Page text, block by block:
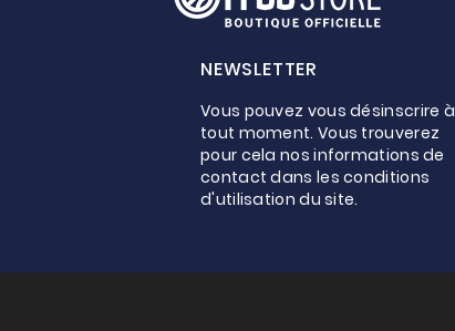
NEWSLETTER
Vous pouvez vous désinscrire à
tout moment. Vous trouverez
pour cela nos informations de
contact dans les conditions
d'utilisation du site.